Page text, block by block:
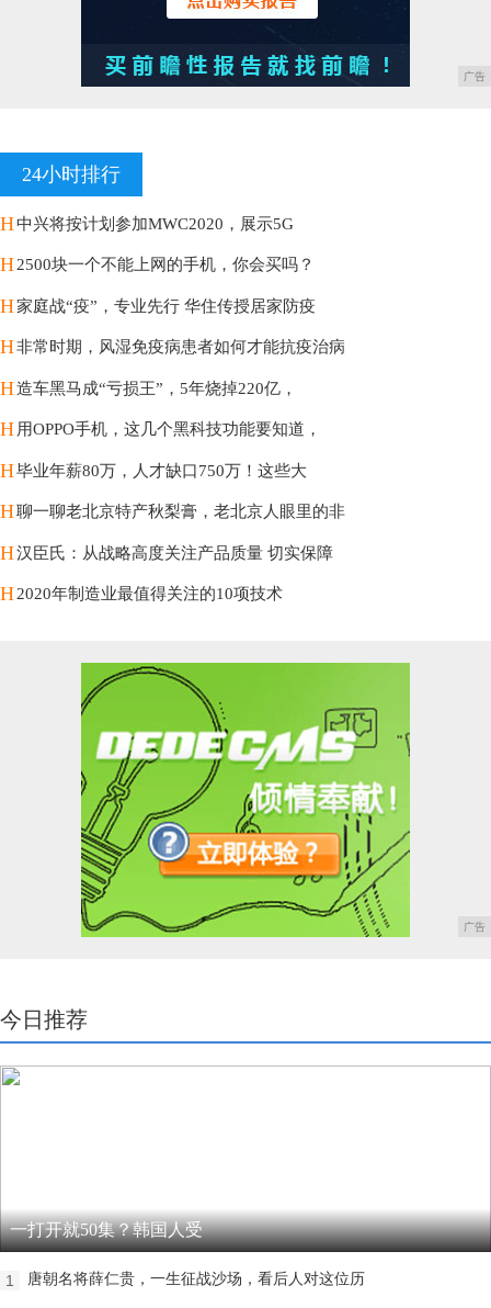
广告
24小时排行
H中兴将按计划参加MWC2020，展示5G
H2500块一个不能上网的手机，你会买吗？
H家庭战“疫”，专业先行 华住传授居家防疫
H非常时期，风湿免疫病患者如何才能抗疫治病
H造车黑马成“亏损王”，5年烧掉220亿，
H 用OPPO手机，这几个黑科技功能要知道，
H毕业年薪80万，人才缺口750万！这些大
H聊一聊老北京特产秋梨膏，老北京人眼里的非
H汉臣氏：从战略高度关注产品质量 切实保障
H2020年制造业最值得关注的10项技术
广告
今日推荐
一打开就50集？韩国人受
1 唐朝名将薛仁贵，一生征战沙场，看后人对这位历